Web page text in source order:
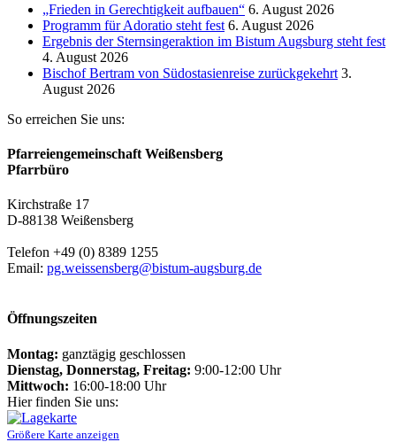
„Frieden in Gerechtigkeit aufbauen“ 6. August 2026
Programm für Adoratio steht fest 6. August 2026
Ergebnis der Sternsingeraktion im Bistum Augsburg steht fest
4. August 2026
Bischof Bertram von Südostasienreise zurückgekehrt 3.
August 2026
So erreichen Sie uns:
Pfarreiengemeinschaft Weißensberg
Pfarrbüro
Kirchstraße 17
D-88138 Weißensberg
Telefon +49 (0) 8389 1255
Email: pg.weissensberg@bistum-augsburg.de
Öffnungszeiten
Montag: ganztägig geschlossen
Dienstag, Donnerstag, Freitag: 9:00-12:00 Uhr
Mittwoch: 16:00-18:00 Uhr
Hier finden Sie uns:
Größere Karte anzeigen